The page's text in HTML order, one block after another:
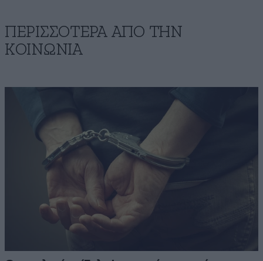
ΠΕΡΙΣΣΟΤΕΡΑ ΑΠΟ ΤΗΝ
ΚΟΙΝΩΝΙΑ